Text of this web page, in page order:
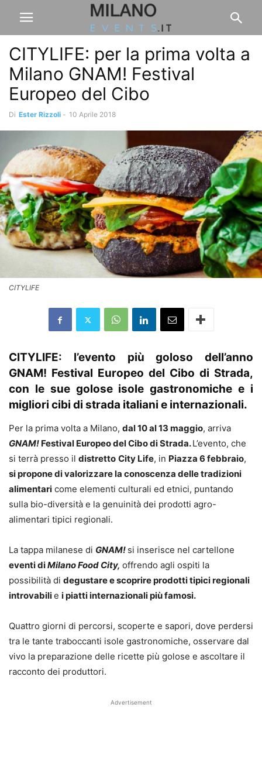
CITYLIFE: per la prima volta a
Milano GNAM! Festival
Europeo del Cibo
Di Ester Rizzoli - 10 Aprile 2018
CITYLIFE
CITYLIFE: l’evento più goloso dell’anno
GNAM! Festival Europeo del Cibo di Strada,
con le sue golose isole gastronomiche e i
migliori cibi di strada italiani e internazionali.
Per la prima volta a Milano, dal 10 al 13 maggio, arriva
GNAM! Festival Europeo del Cibo di Strada.L’evento, che
si terrà presso il distretto City Life, in Piazza 6 febbraio,
si propone di valorizzare la conoscenza delle tradizioni
alimentari come elementi culturali ed etnici, puntando
sulla bio-diversità e la genuinità dei prodotti agro-
alimentari tipici regionali.
La tappa milanese di GNAM! si inserisce nel cartellone
eventi diMilano Food City, offrendo agli ospiti la
possibilità di degustare e scoprire prodotti tipici regionali
introvabilie i piatti internazionali più famosi.
Quattro giorni di percorsi, scoperte e sapori, dove perdersi
tra le tante traboccanti isole gastronomiche, osservare dal
vivo la preparazione delle ricette più golose e ascoltare il
racconto dei produttori.
Advertisement